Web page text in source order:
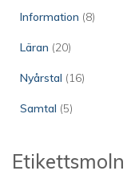
Information (8)
Läran (20)
Nyårstal (16)
Samtal (5)
Etikettsmoln